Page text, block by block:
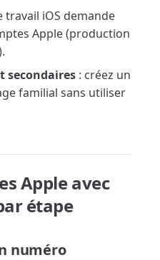
travail iOS demande
Apple (production
secondaires : créez un
familial sans utiliser
Apple avec
étape
numéro